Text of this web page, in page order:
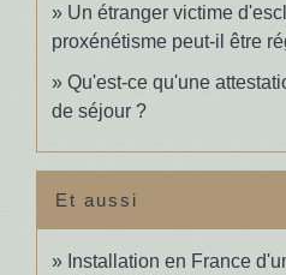
Un étranger victime
proxénétisme peut-il être
Qu'est-ce qu'une
de séjour ?
Et aussi
Installation en France